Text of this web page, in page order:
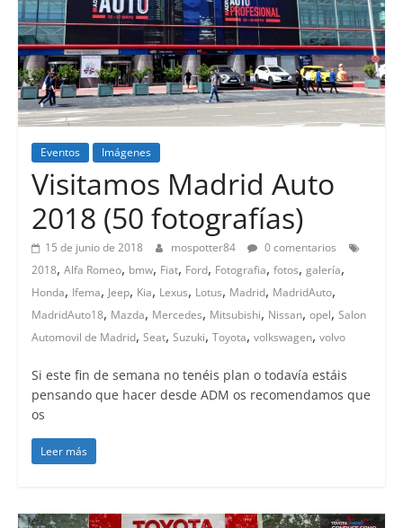
Eventos Imágenes
Visitamos Madrid Auto
2018 (50 fotografías)
15 de junio de 2018 mospotter84
0 comentarios
2018, Alfa Romeo, bmw, Fiat, Ford, Fotografia, fotos, galería,
Honda, Ifema, Jeep, Kia, Lexus, Lotus, Madrid, MadridAuto,
MadridAuto18, Mazda, Mercedes, Mitsubishi, Nissan, opel, Salon
Automovil de Madrid, Seat, Suzuki, Toyota, volkswagen, volvo
Si este fin de semana no tenéis plan o todavía estáis
pensando que hacer desde ADM os recomendamos que
os
Leer más